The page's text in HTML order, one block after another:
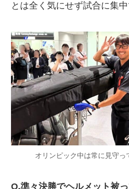
とは全く気にせず試合に集中
オリンピック中は常に見守っ
Q.準々決勝でヘルメット被